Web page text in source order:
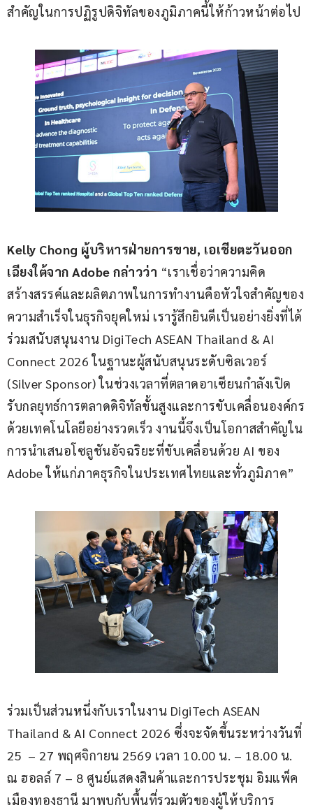
สำคัญในการปฏิรูปดิจิทัลของภูมิภาคนี้ให้ก้าวหน้าต่อไป
Kelly Chong ผู้บริหารฝ่ายการขาย, เอเชียตะวันออก
เฉียงใต้จาก Adobe กล่าวว่า “เราเชื่อว่าความคิด
สร้างสรรค์และผลิตภาพในการทำงานคือหัวใจสำคัญของ
ความสำเร็จในธุรกิจยุคใหม่ เรารู้สึกยินดีเป็นอย่างยิ่งที่ได้
ร่วมสนับสนุนงาน DigiTech ASEAN Thailand & AI
Connect 2026 ในฐานะผู้สนับสนุนระดับซิลเวอร์
(Silver Sponsor) ในช่วงเวลาที่ตลาดอาเซียนกำลังเปิด
รับกลยุทธ์การตลาดดิจิทัลขั้นสูงและการขับเคลื่อนองค์กร
ด้วยเทคโนโลยีอย่างรวดเร็ว งานนี้จึงเป็นโอกาสสำคัญใน
การนำเสนอโซลูชันอัจฉริยะที่ขับเคลื่อนด้วย AI ของ
Adobe ให้แก่ภาคธุรกิจในประเทศไทยและทั่วภูมิภาค”
ร่วมเป็นส่วนหนึ่งกับเราในงาน DigiTech ASEAN
Thailand & AI Connect 2026 ซึ่งจะจัดขึ้นระหว่างวันที่
25  – 27 พฤศจิกายน 2569 เวลา 10.00 น. – 18.00 น.
ณ ฮอลล์ 7 – 8 ศูนย์แสดงสินค้าและการประชุม อิมแพ็ค
เมืองทองธานี มาพบกับพื้นที่รวมตัวของผู้ให้บริการ